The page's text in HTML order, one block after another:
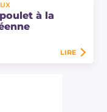
apéritif finger food
et savoureux.
à la
LIRE